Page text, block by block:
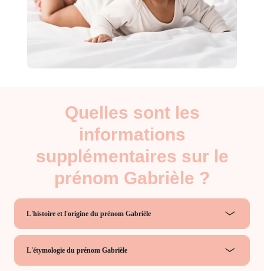
Quelles sont les
informations
supplémentaires sur le
prénom Gabrièle ?
L'histoire et l'origine du prénom Gabrièle
L'étymologie du prénom Gabrièle